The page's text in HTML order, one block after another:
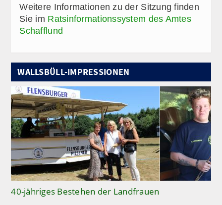
Weitere Informationen zu der Sitzung finden
Sie im Ratsinformationssystem des Amtes
Schafflund
WALLSBÜLL-IMPRESSIONEN
40-jähriges Bestehen der Landfrauen